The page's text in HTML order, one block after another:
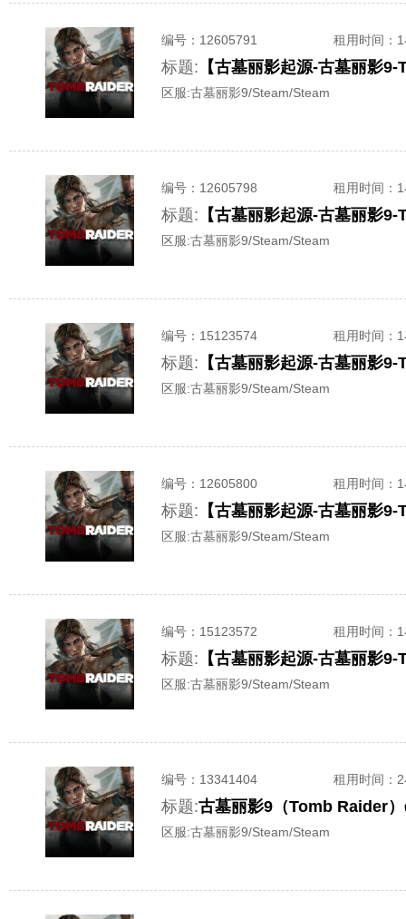
编号： 12605791 租用时间 ：
标题: 【古墓丽影起源-古墓丽影
区服:古墓丽影9/Steam/Steam
编号： 12605798 租用时间 ：
标题: 【古墓丽影起源-古墓丽影
区服:古墓丽影9/Steam/Steam
编号： 15123574 租用时间 ：
标题: 【古墓丽影起源-古墓丽影
区服:古墓丽影9/Steam/Steam
编号： 12605800 租用时间 ：
标题: 【古墓丽影起源-古墓丽影
区服:古墓丽影9/Steam/Steam
编号： 15123572 租用时间 ：
标题: 【古墓丽影起源-古墓丽影
区服:古墓丽影9/Steam/Steam
编号： 13341404 租用时间 ：
标题:古墓丽影9（Tomb Raider
区服:古墓丽影9/Steam/Steam